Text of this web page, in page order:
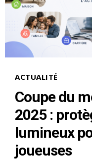
ACTUALITÉ
Coupe du
2025 :
lumineux
joueuses